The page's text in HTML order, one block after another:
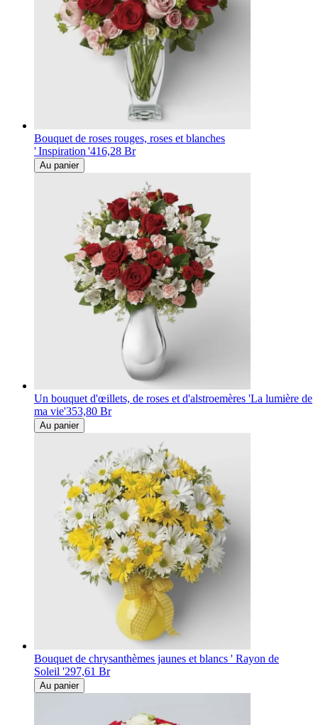
Bouquet de roses rouges, roses et blanches
' Inspiration '416,28 Br
Au panier
Un bouquet d'œillets, de roses et d'alstroemères 'La lumière de
ma vie'353,80 Br
Au panier
Bouquet de chrysanthèmes jaunes et blancs ' Rayon de
Soleil '297,61 Br
Au panier